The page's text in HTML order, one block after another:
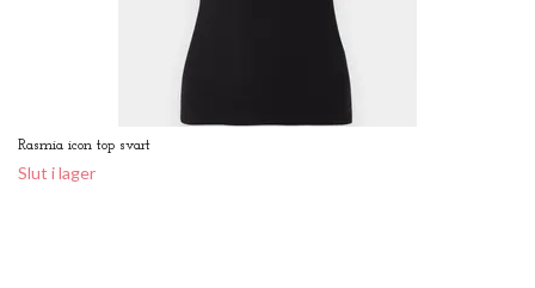
Rasmia icon top svart
Slut i lager